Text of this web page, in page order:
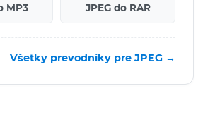
MP3 JPEG do RAR
Všetky prevodníky pre JPEG →